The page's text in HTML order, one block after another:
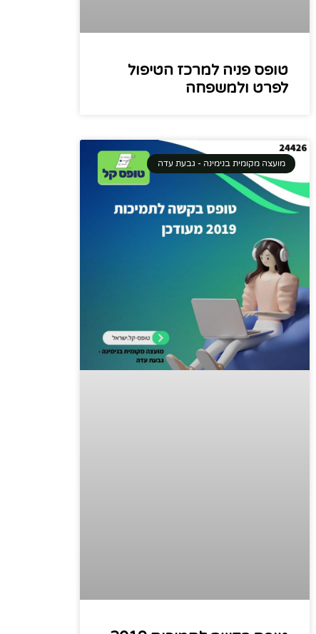
טופס פניה למרכז הטיפול
לפרט ולמשפחה
מועצה מקומית בנימינה - גבעת עדה